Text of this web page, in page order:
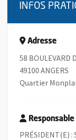
INFOS
Adresse
58 BOULEVARD
49100 ANGERS
Quartier
Responsable
PRÉSIDENT(E) :